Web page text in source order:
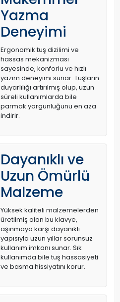
Yazma
Deneyimi
Ergonomik tuş dizilimi ve
hassas mekanizması
sayesinde, konforlu ve hızlı
yazım deneyimi sunar. Tuşların
duyarlılığı artırılmış olup, uzun
süreli kullanımlarda bile
parmak yorgunluğunu en aza
indirir.
Dayanıklı ve
Uzun Ömürlü
Malzeme
Yüksek kaliteli malzemelerden
üretilmiş olan bu klavye,
aşınmaya karşı dayanıklı
yapısıyla uzun yıllar sorunsuz
kullanım imkanı sunar. Sık
kullanımda bile tuş hassasiyeti
ve basma hissiyatını korur.